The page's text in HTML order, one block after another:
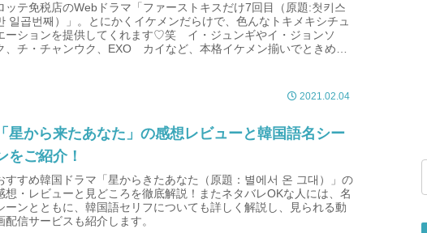
ッテ免税店のWebドラマ「ファーストキスだけ7回目（原題:첫키스
일곱번째）」。とにかくイケメンだらけで、色んなトキメキシチュ
ーションを提供してくれます♡笑 イ・ジュンギやイ・ジョンソ
、チ・チャンウク、EXO カイなど、本格イケメン揃いでときめく
2021.02.04
「星から来たあなた」の感想レビューと韓国語名シー
をご紹介！
すすめ韓国ドラマ「星からきたあなた（原題：별에서 온 그대）」の
想・レビューと見どころを徹底解説！またネタバレOKな人には、名
ーンとともに、韓国語セリフについても詳しく解説し、見られる動
配信サービスも紹介します。